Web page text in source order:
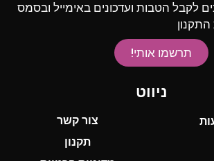
לקבל הטבות ועדכונים באימייל ובסמס
תרשמו אותי!
ניווט
צור קשר
תקנון